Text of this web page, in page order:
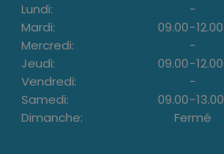
Lundi: -
Mardi:
09.00-12.00
Mercredi:
-
Jeudi:
09.00-12.00
Vendredi:
-
Samedi:
09.00-13.00
Dimanche:
Fermé